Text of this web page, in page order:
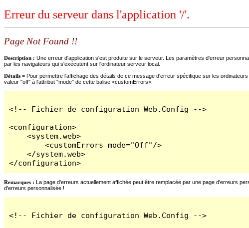
Erreur du serveur dans l'application '/'.
Page Not Found !!
Description : Une erreur d'application s'est produite sur le serveur. Les paramètres d'erreur
par les navigateurs qui s'exécutent sur l'ordinateur serveur local.
Détails = Pour permettre l'affichage des détails de ce message d'erreur spécifique sur les
valeur "off" à l'attribut "mode" de cette balise <customErrors>.
<!-- Fichier de configuration Web.Config -->
<configuration>
    <system.web>
        <customErrors mode="Off"/>
    </system.web>
</configuration>
Remarques : La page d'erreurs actuellement affichée peut être remplacée par une page d'erreurs
d'erreurs personnalisée !
<!-- Fichier de configuration Web.Config -->